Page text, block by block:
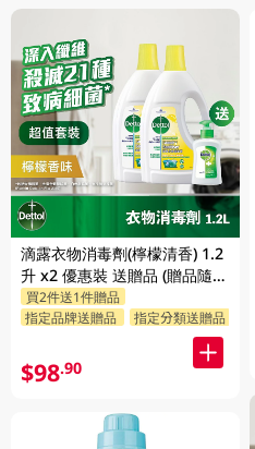
滴露衣物消毒劑(檸檬清香) 1.2
升 x2 優惠裝 送贈品 (贈品隨機
發送)
買2件送1件贈品
指定品牌送贈品
指定分類送贈品
$98.90